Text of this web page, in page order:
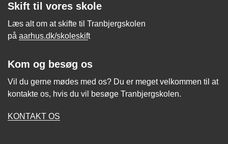
Skift til vores skole
Læs alt om at skifte til Tranbjergskolen
på aarhus.dk/skoleskift
Kom og besøg os
Vil du gerne mødes med os? Du er meget velkommen til at
kontakte os, hvis du vil besøge Tranbjergskolen.
KONTAKT OS